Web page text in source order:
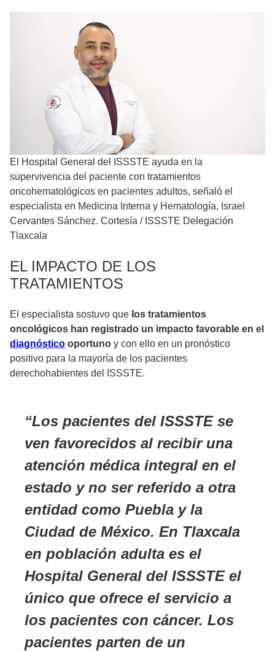
El Hospital General del ISSSTE ayuda en la
supervivencia del paciente con tratamientos
oncohematológicos en pacientes adultos, señaló el
especialista en Medicina Interna y Hematología, Israel
Cervantes Sánchez. Cortesía / ISSSTE Delegación
Tlaxcala
EL IMPACTO DE LOS
TRATAMIENTOS
El especialista sostuvo que los tratamientos
oncológicos han registrado un impacto favorable en el
diagnóstico oportuno y con ello en un pronóstico
positivo para la mayoría de los pacientes
derechohabientes del ISSSTE.
Los pacientes del ISSSTE se
ven favorecidos al recibir una
atención médica integral en el
estado y no ser referido a otra
entidad como Puebla y la
Ciudad de México. En Tlaxcala
en población adulta es el
Hospital General del ISSSTE el
único que ofrece el servicio a
los pacientes con cáncer. Los
pacientes parten de un